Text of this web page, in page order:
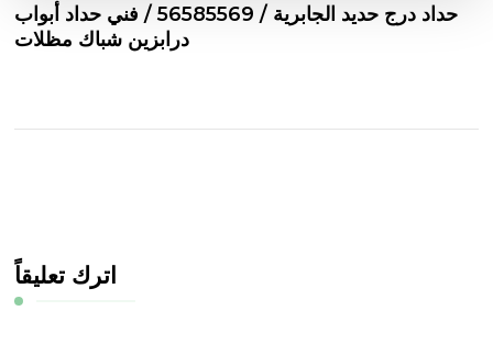
حداد درج حديد الجابرية / 56585569 / فني حداد أبواب
درابزين شباك مظلات
اترك تعليقاً